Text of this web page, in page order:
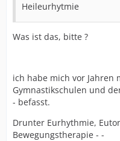
Heileurhytmie
Was ist das, bitte ?
ich habe mich vor Jahren
Gymnastikschulen und
- befasst.
Drunter Eurhythmie,
Bewegungstherapie - -